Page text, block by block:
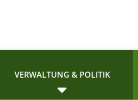
VERWALTUNG & POLITIK